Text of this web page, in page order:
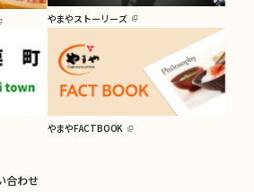
合わせ
やまやストーリーズ
やまやFACTBOOK